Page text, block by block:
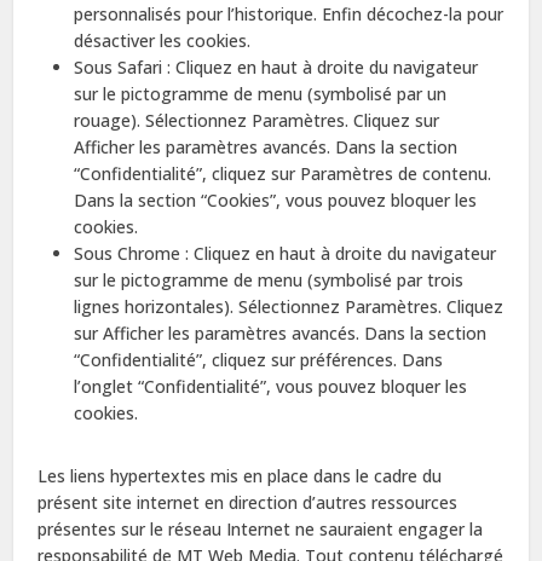
personnalisés pour l’historique. Enfin décochez-la pour
désactiver les cookies.
Sous Safari : Cliquez en haut à droite du navigateur
sur le pictogramme de menu (symbolisé par un
rouage). Sélectionnez Paramètres. Cliquez sur
Afficher les paramètres avancés. Dans la section
“Confidentialité”, cliquez sur Paramètres de contenu.
Dans la section “Cookies”, vous pouvez bloquer les
cookies.
Sous Chrome : Cliquez en haut à droite du navigateur
sur le pictogramme de menu (symbolisé par trois
lignes horizontales). Sélectionnez Paramètres. Cliquez
sur Afficher les paramètres avancés. Dans la section
“Confidentialité”, cliquez sur préférences. Dans
l’onglet “Confidentialité”, vous pouvez bloquer les
cookies.
Les liens hypertextes mis en place dans le cadre du
présent site internet en direction d’autres ressources
présentes sur le réseau Internet ne sauraient engager la
responsabilité de MT Web Media. Tout contenu téléchargé